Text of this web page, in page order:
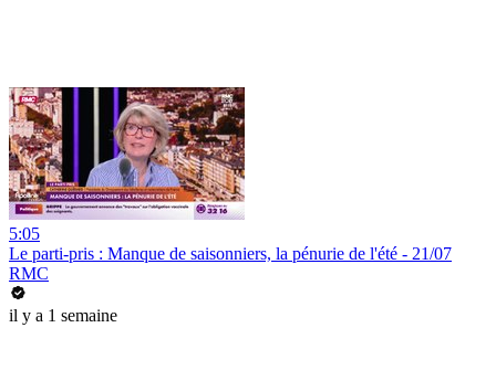
5:05
Le parti-pris : Manque de saisonniers, la pénurie de l'été - 21/07
RMC
il y a 1 semaine